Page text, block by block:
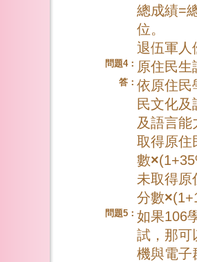
總成績=
位。
退伍軍人
問題4： 原住民生
答： 依原住民
民文化及
及語言能
取得原住
數×
未取得原
分數×
問題5： 如果106
試，那可
機與電子